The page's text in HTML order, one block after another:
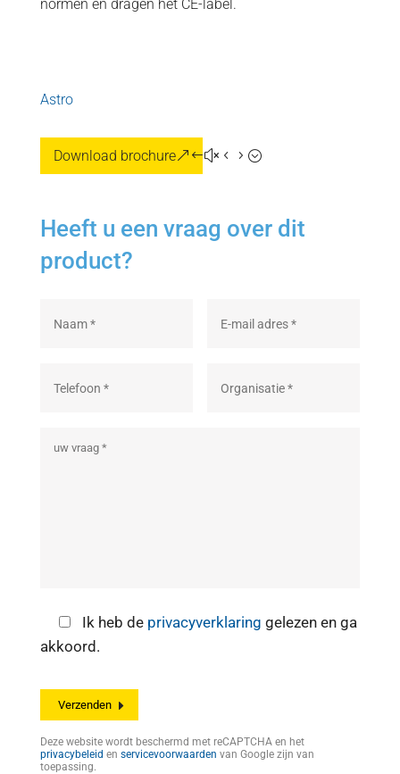
normen en dragen het CE-label.
Astro
Download brochure
Heeft u een vraag over dit
product?
Ik heb de privacyverklaring gelezen en ga
akkoord.
Deze website wordt beschermd met reCAPTCHA en het
privacybeleid en servicevoorwaarden van Google zijn van
toepassing.